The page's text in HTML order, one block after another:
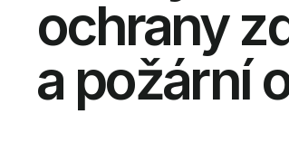
ochrany
a požární